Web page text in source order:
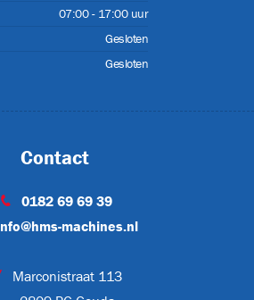
07:00 - 17:00 uur
Gesloten
Gesloten
Contact
0182 69 69 39
machines.nl
Marconistraat 113